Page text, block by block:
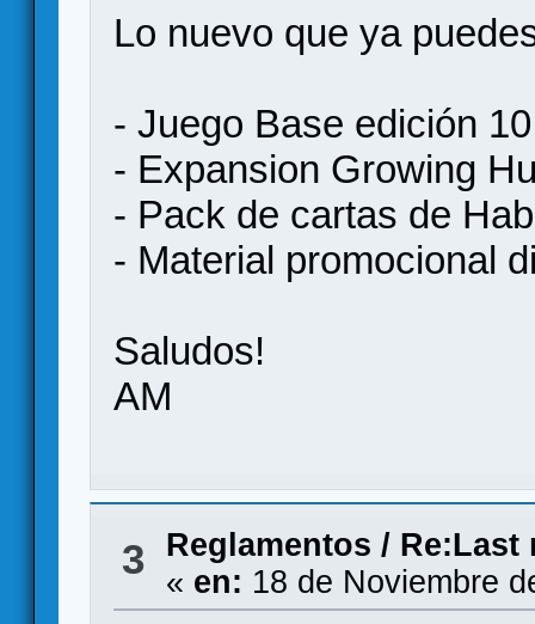
Lo nuevo que ya
- Juego Base edición
- Expansion Growing
- Pack de cartas de
- Material promocional
Saludos!
AM
3 Reglamentos / Re:Last
« en: 18 de Noviembre